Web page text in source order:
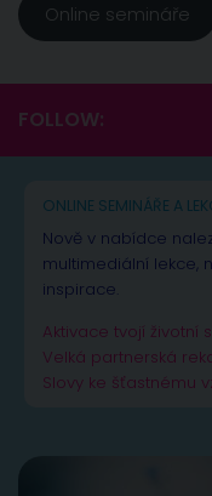
Online semináře
FOLLOW:
ONLINE SEMINÁŘE A
Nově v nabídce
multimediální lekce,
inspirace.
Aktivace tvojí životní
Velká partnerská
Slovy ke šťastnému